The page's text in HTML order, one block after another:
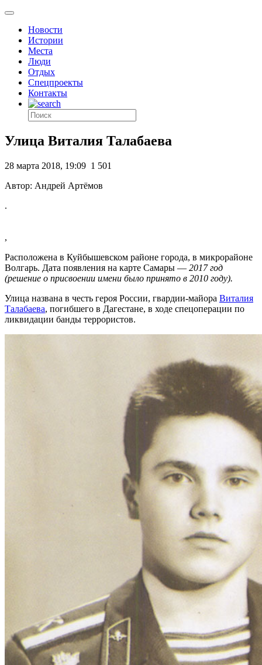
Новости
Истории
Места
Люди
Отдых
Спецпроекты
Контакты
Улица Виталия Талабаева
28 марта 2018, 19:09 1 501
Автор: Андрей Артёмов
.
,
Расположена в Куйбышевском районе города, в микрорайоне
Волгарь. Дата появления на карте Самары — 2017 год
(решение о присвоении имени было принято в 2010 году).
Улица названа в честь героя России, гвардии-майора Виталия
Талабаева, погибшего в Дагестане, в ходе спецоперации по
ликвидации банды террористов.